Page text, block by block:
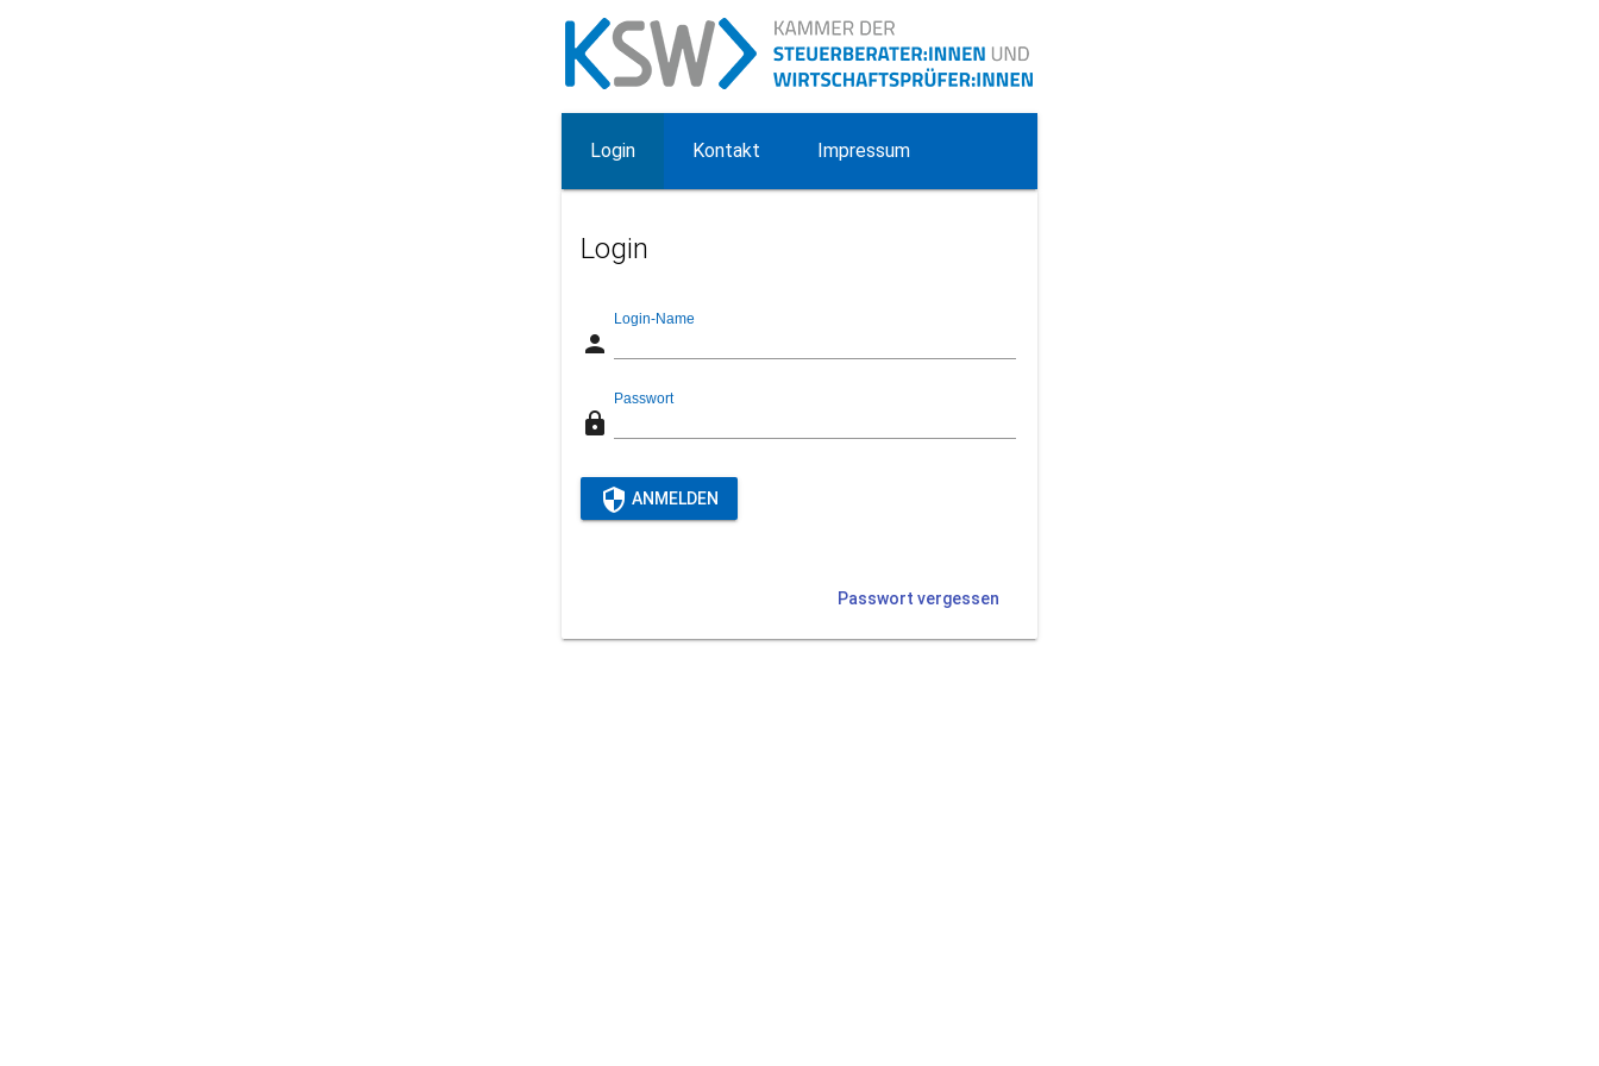
Login Kontakt Impressum
Login
person
Login-Name
lock
Passwort
security ANMELDEN
Passwort vergessen